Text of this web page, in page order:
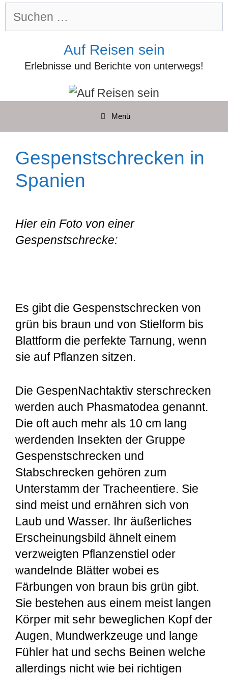
Zum
Inhalt
Suchen
Auf Reisen sein
Erlebnisse und Berichte von unterwegs!
Menü
Gespenstschrecken in
Spanien
Hier ein Foto von einer
Gespenstschrecke:
Es gibt die Gespenstschrecken von
grün bis braun und von Stielform bis
Blattform die perfekte Tarnung, wenn
sie auf Pflanzen sitzen.
Die GespenNachtaktiv sterschrecken
werden auch Phasmatodea genannt.
Die oft auch mehr als 10 cm lang
werdenden Insekten der Gruppe
Gespenstschrecken und
Stabschrecken gehören zum
Unterstamm der Tracheentiere. Sie
sind meist und ernähren sich von
Laub und Wasser. Ihr äußerliches
Erscheinungsbild ähnelt einem
verzweigten Pflanzenstiel oder
wandelnde Blätter wobei es
Färbungen von braun bis grün gibt.
Sie bestehen aus einem meist langen
Körper mit sehr beweglichen Kopf der
Augen, Mundwerkzeuge und lange
Fühler hat und sechs Beinen welche
allerdings nicht wie bei richtigen